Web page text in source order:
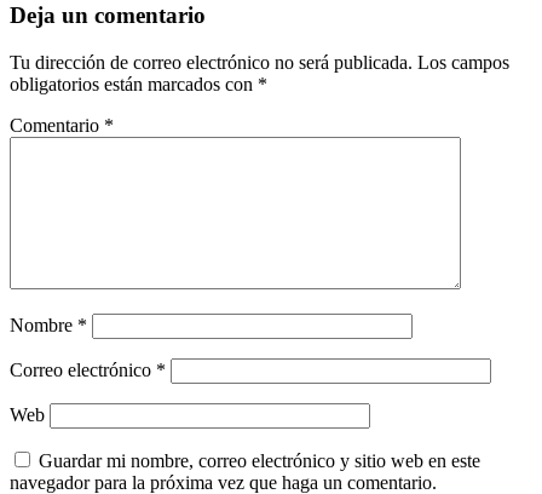
Deja un comentario
Tu dirección de correo electrónico no será publicada. Los campos
obligatorios están marcados con *
Comentario *
Nombre *
Correo electrónico *
Web
Guardar mi nombre, correo electrónico y sitio web en este
navegador para la próxima vez que haga un comentario.